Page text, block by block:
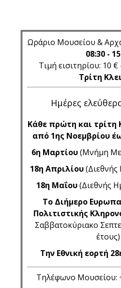
Ωράριο Μουσείου &
08:30 -
Τιμή εισιτηρίου: 10
Τρίτη
Ημέρες
Κάθε πρώτη και τρίτη
από 1ης Νοεμβρίου
6η Μαρτίου(Μνήμη
18η Απριλίου
18η Μαΐου(Διεθνής
Το Διήμερο
Πολιτιστικής
Σαββατοκύριακο
έτους)
Την Εθνική εορτή
Τηλέφωνο Μουσείου: